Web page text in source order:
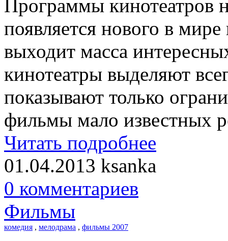
Программы кинотеатров
появляется нового в
выходит масса
кинотеатры выделяют
показывают только
фильмы мало известных
Читать подробнее
01.04.2013 ksanka
0 комментариев
Фильмы
комедия , мелодрама , фильмы 2007